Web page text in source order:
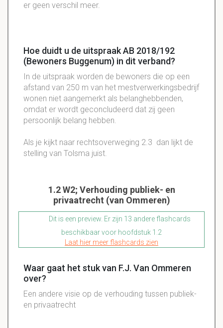
er geen verschil meer.
Hoe duidt u de uitspraak AB 2018/192
(Bewoners Buggenum) in dit verband?
In de uitspraak worden de bewoners die op een
afstand van 250 m van het mestverwerkingsbedrijf
wonen niet aangemerkt als belanghebbenden,
omdat er wordt geconcludeerd dat zij geen
persoonlijk belang hebben.
Als je kijkt naar rechtsoverweging 2.3 dan lijkt de
stelling van Tolsma juist.
1.2 W2; Verhouding publiek- en
privaatrecht (van Ommeren)
Dit is een preview. Er zijn 13 andere flashcards
beschikbaar voor hoofdstuk 1.2
Laat hier meer flashcards zien
Waar gaat het stuk van F.J. Van Ommeren
over?
Een andere visie op de verhouding tussen publiek-
en privaatrecht